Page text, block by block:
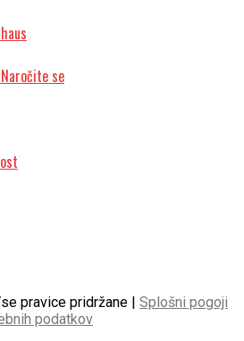
se
pravice pridržane | Splošni pogoji
podatkov